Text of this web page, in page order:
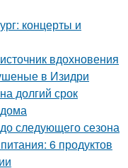
концерты и
вдохновения
в Изидри
долгий срок
следующего сезона
6 продуктов